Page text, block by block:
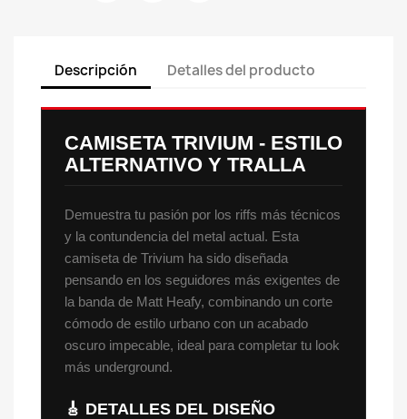
Descripción Detalles del producto
CAMISETA TRIVIUM - ESTILO
ALTERNATIVO Y TRALLA
Demuestra tu pasión por los riffs más técnicos
y la contundencia del metal actual. Esta
camiseta de Trivium ha sido diseñada
pensando en los seguidores más exigentes de
la banda de Matt Heafy, combinando un corte
cómodo de estilo urbano con un acabado
oscuro impecable, ideal para completar tu look
más underground.
🎸 DETALLES DEL DISEÑO